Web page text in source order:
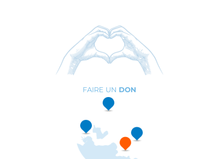
FAIRE UN DON